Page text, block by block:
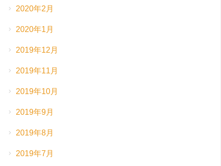
2020年2月
2020年1月
2019年12月
2019年11月
2019年10月
2019年9月
2019年8月
2019年7月